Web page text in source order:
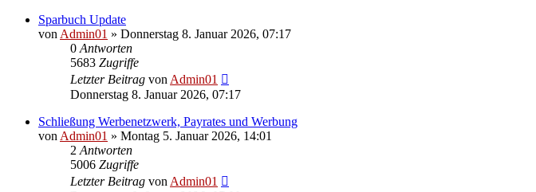
Sparbuch Update
von Admin01 » Donnerstag 8. Januar 2026, 07:17
0 Antworten
5683 Zugriffe
Letzter Beitrag von Admin01
Donnerstag 8. Januar 2026, 07:17
Schließung Werbenetzwerk, Payrates und Werbung
von Admin01 » Montag 5. Januar 2026, 14:01
2 Antworten
5006 Zugriffe
Letzter Beitrag von Admin01